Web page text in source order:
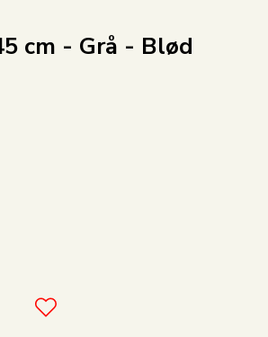
cm - Grå - Blød